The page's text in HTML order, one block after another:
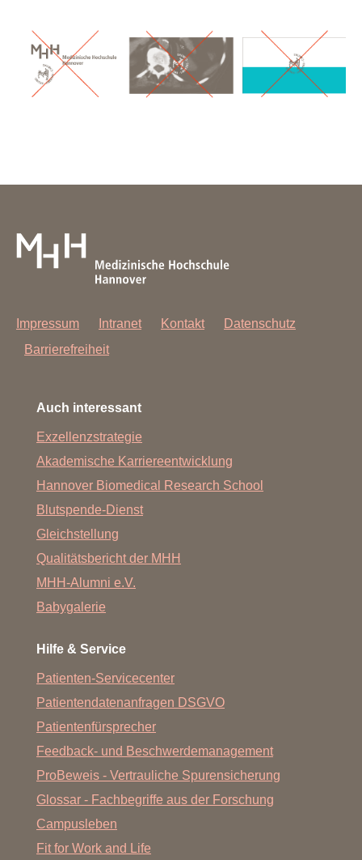
Impressum Intranet Kontakt
Datenschutz
Barrierefreiheit
Auch interessant
Exzellenzstrategie
Akademische Karriereentwicklung
Hannover Biomedical Research School
Blutspende-Dienst
Gleichstellung
Qualitätsbericht der MHH
MHH-Alumni e.V.
Babygalerie
Hilfe & Service
Patienten-Servicecenter
Patientendatenanfragen DSGVO
Patientenfürsprecher
Feedback- und Beschwerdemanagement
ProBeweis - Vertrauliche Spurensicherung
Glossar - Fachbegriffe aus der Forschung
Campusleben
Fit for Work and Life